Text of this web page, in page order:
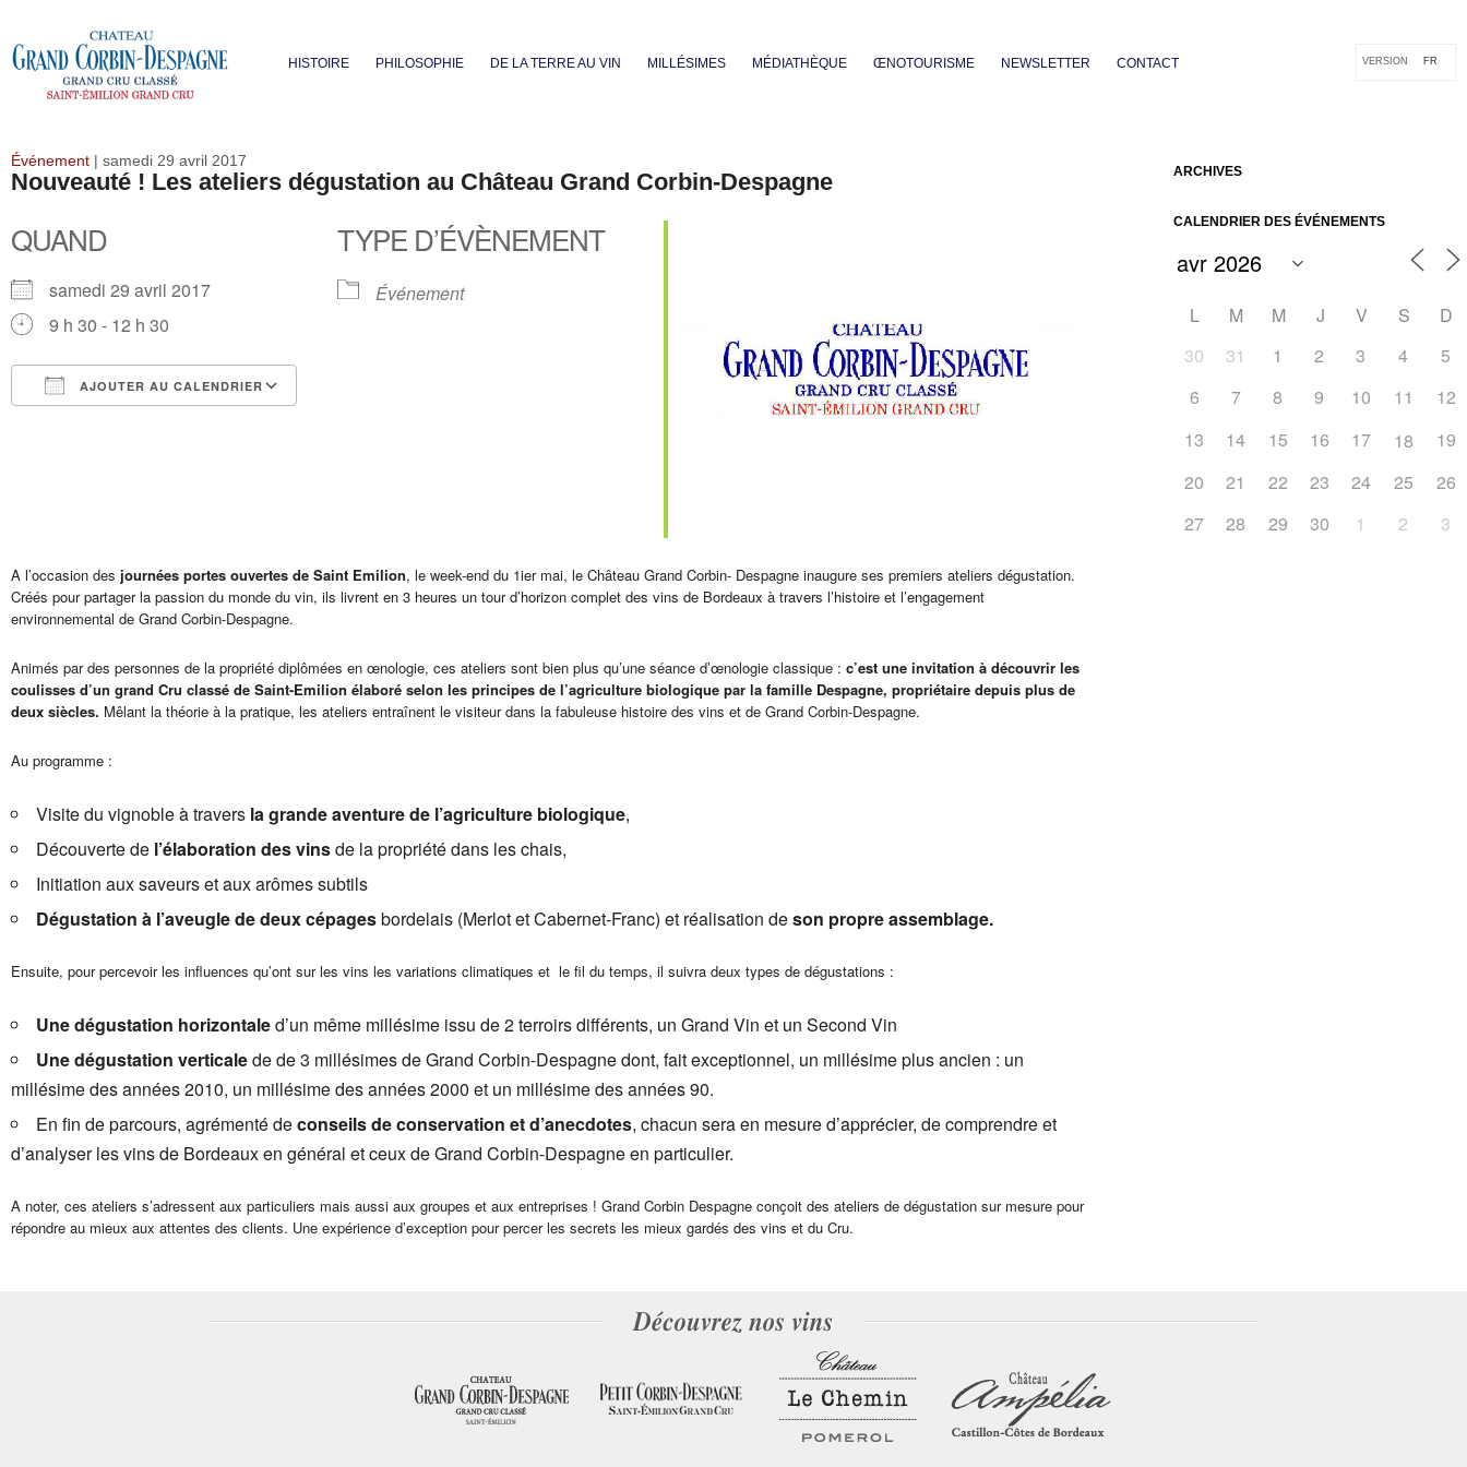
VERSION FR
HISTOIRE PHILOSOPHIE DE LA TERRE AU VIN MILLÉSIMES MÉDIATHÈQUE ŒNOTOURISME NEWSLETTER CONTACT
Événement | samedi 29 avril 2017
Nouveauté ! Les ateliers dégustation au Château Grand Corbin-Despagne
QUAND
samedi 29 avril 2017
9 h 30 - 12 h 30
AJOUTER AU CALENDRIER
Office 365
TYPE D’ÉVÈNEMENT
Événement
A l’occasion des journées portes ouvertes de Saint Emilion, le week-end du 1ier mai, le Château Grand Corbin- Despagne inaugure ses premiers ateliers dégustation.
Créés pour partager la passion du monde du vin, ils livrent en 3 heures un tour d’horizon complet des vins de Bordeaux à travers l’histoire et l’engagement
environnemental de Grand Corbin-Despagne.
Animés par des personnes de la propriété diplômées en œnologie, ces ateliers sont bien plus qu’une séance d’œnologie classique :c’est une invitation à découvrir les
coulisses d’un grand Cru classé de Saint-Emilion élaboré selon les principes de l’agriculture biologique par la famille Despagne, propriétaire depuis plus de
deux siècles. Mêlant la théorie à la pratique, les ateliers entraînent le visiteur dans la fabuleuse histoire des vins et de Grand Corbin-Despagne.
Au programme :
Visite du vignoble à travers la grande aventure de l’agriculture biologique,
Découverte de l’élaboration des vinsde la propriété dans les chais,
Initiation aux saveurs et aux arômes subtils
Dégustation à l’aveugle de deux cépagesbordelais (Merlot et Cabernet-Franc) et réalisation deson propre assemblage.
Ensuite, pour percevoir les influences qu’ont sur les vins les variations climatiques et le fil du temps, il suivra deux types de dégustations :
Une dégustation horizontaled’un même millésime issu de 2 terroirs différents, un Grand Vin et un Second Vin
Une dégustation verticalede de 3 millésimes de Grand Corbin-Despagne dont, fait exceptionnel, un millésime plus ancien : un
millésime des années 2010, un millésime des années 2000 et un millésime des années 90.
En fin de parcours, agrémenté deconseils de conservation et d’anecdotes, chacun sera en mesure d’apprécier, de comprendre et
d’analyser les vins de Bordeaux en général et ceux de Grand Corbin-Despagne en particulier.
A noter, ces ateliers s’adressent aux particuliers mais aussi aux groupes et aux entreprises ! Grand Corbin Despagne conçoit des ateliers de dégustation sur mesure pour
répondre au mieux aux attentes des clients. Une expérience d’exception pour percer les secrets les mieux gardés des vins et du Cru.
ARCHIVES
CALENDRIER DES ÉVÉNEMENTS
L M M J V S
D
30
31 1 2 3 4
5
6
7 8 9 10 11
12
13
14 15 16 17 18
19
20
21 22 23 24 25
26
27
28 29 30 1 2 3